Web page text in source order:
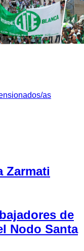
as
Zarmati
de
Nodo Santa